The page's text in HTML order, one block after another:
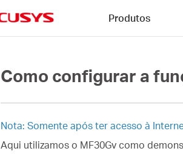
Produtos
Como configurar a
Nota: Somente após ter acesso à
Aqui utilizamos o MF30Gv como